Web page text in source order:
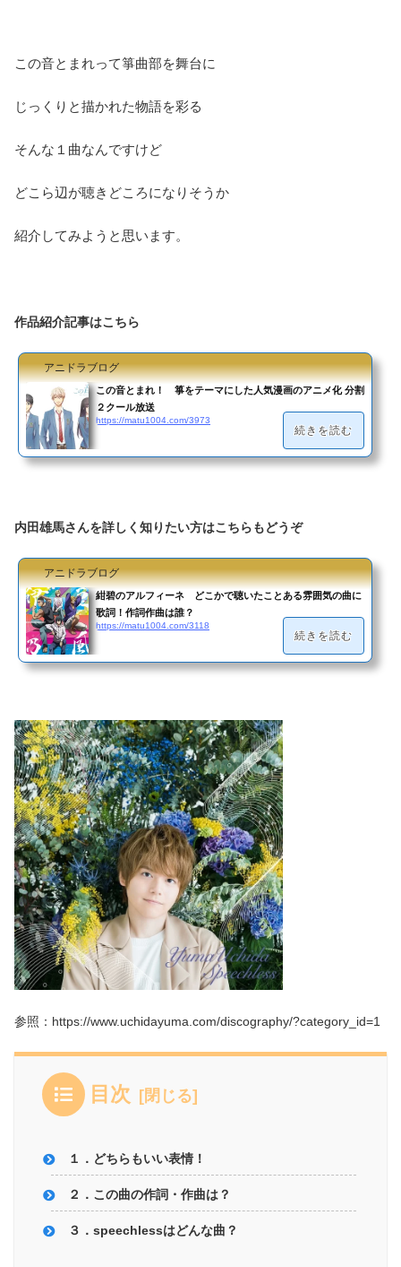
この音とまれって箏曲部を舞台に
じっくりと描かれた物語を彩る
そんな１曲なんですけど
どこら辺が聴きどころになりそうか
紹介してみようと思います。
作品紹介記事はこちら
アニドラブログ
この音とまれ！ 箏をテーマにした人気漫画のアニメ化 分割
２クール放送
https://matu1004.com/3973
続きを読む
内田雄馬さんを詳しく知りたい方はこちらもどうぞ
アニドラブログ
紺碧のアルフィーネ どこかで聴いたことある雰囲気の曲に
歌詞！作詞作曲は誰？
https://matu1004.com/3118
続きを読む
参照：https://www.uchidayuma.com/discography/?category_id=1
目次
１．どちらもいい表情！
２．この曲の作詞・作曲は？
３．speechlessはどんな曲？